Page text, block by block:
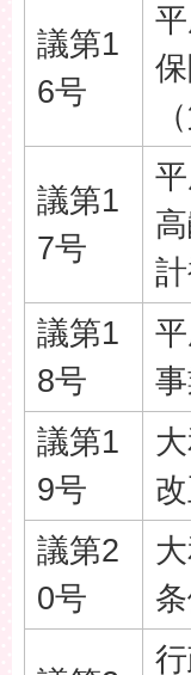
議第1
6号
議第1
7号
議第1
8号
議第1
9号
議第2
0号